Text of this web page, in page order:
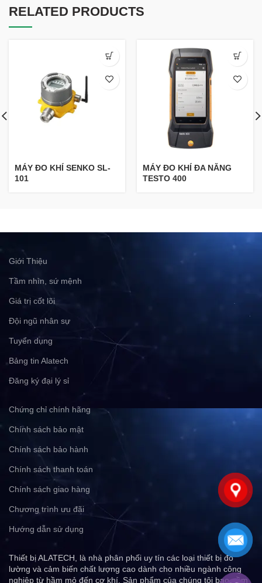
RELATED PRODUCTS
MÁY ĐO KHÍ SENKO SL-
101
MÁY ĐO KHÍ ĐA NĂNG
TESTO 400
Giới Thiệu
Tầm nhìn, sứ mệnh
Giá trị cốt lõi
Đội ngũ nhân sự
Tuyển dụng
Bảng tin Alatech
Đăng ký đại lý sỉ
Chứng chỉ chính hãng
Chính sách bảo mật
Chính sách bảo hành
Chính sách thanh toán
Chính sách giao hàng
Chương trình ưu đãi
Hướng dẫn sử dụng
Thiết bị ALATECH, là nhà phân phối uy tín các loại thiết bị đo
lường và cảm biến chất lượng cao dành cho nhiều ngành công
nghiệp từ hầm mỏ đến cơ khí. Sản phẩm của chúng tôi bao gồm